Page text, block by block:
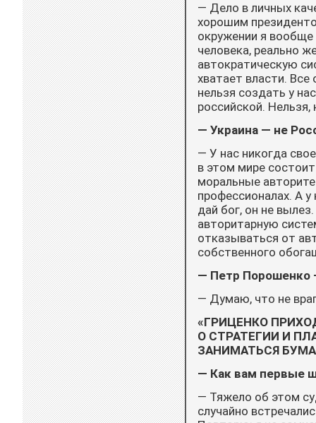
— Дело в личных
хорошим
окружении я вообще
человека, реально
автократическую
хватает власти.
нельзя создать у
российской. Нельзя,
— Украина — не
— У нас никогда
в этом мире
моральные
профессионалах. А
дай бог, он не
авторитарную
отказываться от
собственного
— Петр Порошенко
— Думаю, что не
«ГРИЦЕНКО
О СТРАТЕГИИ И
ЗАНИМАТЬСЯ
— Как вам первые
— Тяжело об этом
случайно